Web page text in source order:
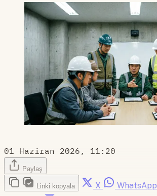
01 Haziran 2026, 11:20
Paylaş
Linki kopyala X WhatsApp